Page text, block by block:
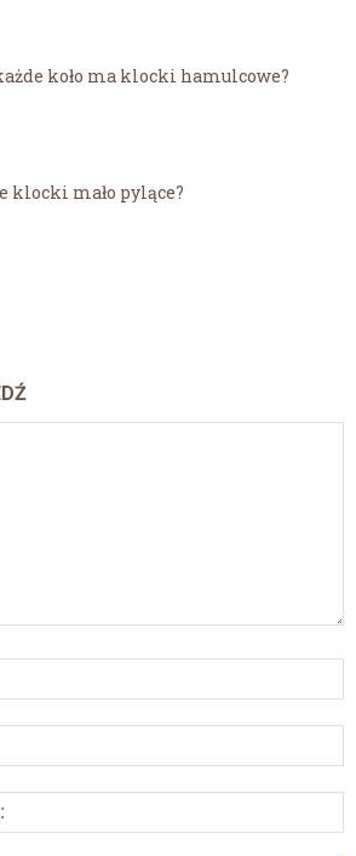
koło ma klocki hamulcowe?
klocki mało pylące?